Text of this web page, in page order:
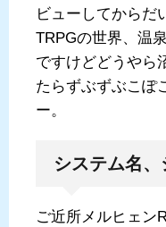
ビューしてからだ
TRPGの世界、温
ですけどどうやら
たらずぶずぶこぽ
ー。
システム名
ご近所メルヒェン